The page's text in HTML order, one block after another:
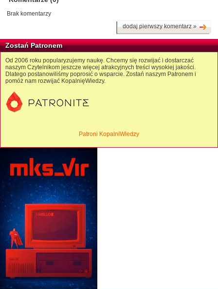
Brak komentarzy
dodaj pierwszy komentarz »
Zostań Patronem
Od 2006 roku popularyzujemy naukę. Chcemy się rozwijać i dostarczać
naszym Czytelnikom jeszcze więcej atrakcyjnych treści wysokiej jakości.
Dlatego postanowiliśmy poprosić o wsparcie. Zostań naszym Patronem i
pomóż nam rozwijać KopalnięWiedzy.
Patroni KopalniWiedzy